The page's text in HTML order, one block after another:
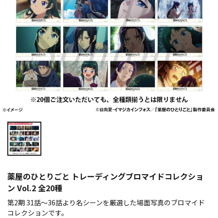
薬屋のひとりごと トレーディングブロマイドコレクショ
ン Vol.2 全20種
第2期 31話～36話より名シーンを厳選した場面写真のブロマイド
コレクションです。